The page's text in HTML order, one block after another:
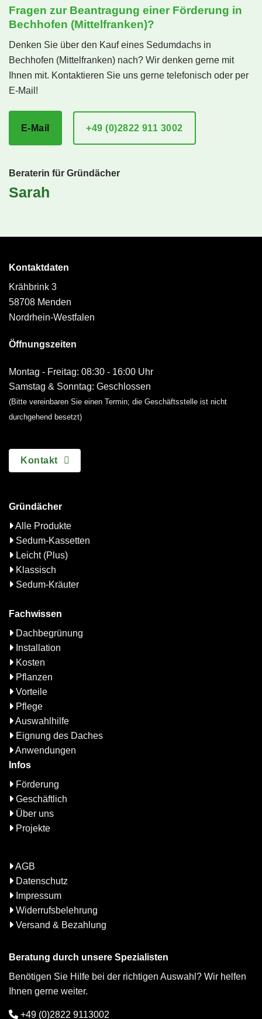
Fragen zur Beantragung einer Förderung in
Bechhofen (Mittelfranken)?
Denken Sie über den Kauf eines Sedumdachs in
Bechhofen (Mittelfranken) nach? Wir denken gerne mit
Ihnen mit. Kontaktieren Sie uns gerne telefonisch oder per
E-Mail!
E-Mail +49 (0)2822 911 3002
Beraterin für Gründächer
Sarah
Kontaktdaten
Krähbrink 3
58708 Menden
Nordrhein-Westfalen
Öffnungszeiten
Montag - Freitag: 08:30 - 16:00 Uhr
Samstag & Sonntag: Geschlossen
(Bitte vereinbaren Sie einen Termin; die Geschäftsstelle ist nicht
durchgehend besetzt)
Kontakt
Gründächer
Alle Produkte
Sedum-Kassetten
Leicht (Plus)
Klassisch
Sedum-Kräuter
Fachwissen
Dachbegrünung
Installation
Kosten
Pflanzen
Vorteile
Pflege
Auswahlhilfe
Eignung des Daches
Anwendungen
Infos
Förderung
Geschäftlich
Über uns
Projekte
AGB
Datenschutz
Impressum
Widerrufsbelehrung
Versand & Bezahlung
Beratung durch unsere Spezialisten
Benötigen Sie Hilfe bei der richtigen Auswahl? Wir helfen
Ihnen gerne weiter.
+49 (0)2822 9113002